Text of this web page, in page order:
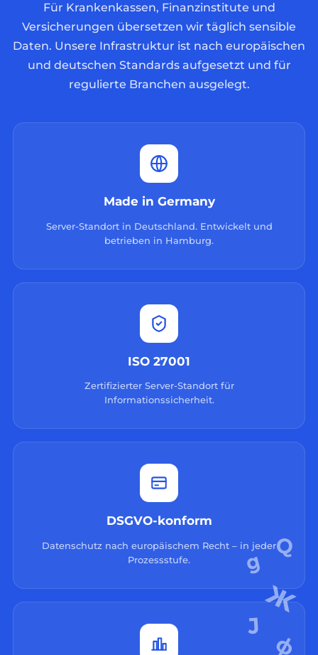
Für Krankenkassen, Finanzinstitute und
Versicherungen übersetzen wir täglich sensible
Daten. Unsere Infrastruktur ist nach europäischen
und deutschen Standards aufgesetzt und für
regulierte Branchen ausgelegt.
Made in Germany
Server-Standort in Deutschland. Entwickelt und
betrieben in Hamburg.
ISO 27001
Zertifizierter Server-Standort für
Informationssicherheit.
DSGVO-konform
Datenschutz nach europäischem Recht – in jeder
Prozessstufe.